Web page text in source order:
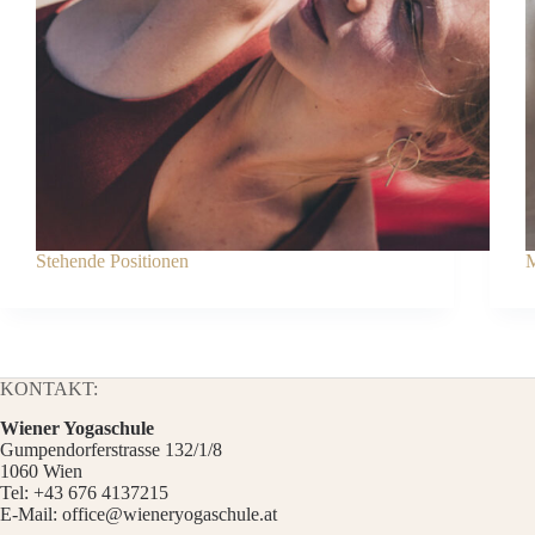
Stehende Positionen
KONTAKT:
Wiener Yogaschule
Gumpendorferstrasse 132/1/8
1060 Wien
Tel: +43 676 4137215
E-Mail: office@wieneryogaschule.at